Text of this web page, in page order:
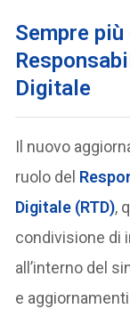
Sempre
Digitale
Il nuovo
ruolo del
Digitale (RTD),
condivisione di
all’interno del
e